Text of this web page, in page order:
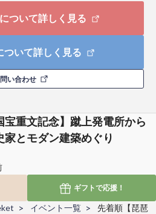
ついて詳しく見る
ついて詳しく見る
い合わせ
重文記念】蹴上発電所から
とモダン建築めぐり
ギフトで応援！
イベント一覧
先着順【琵琶